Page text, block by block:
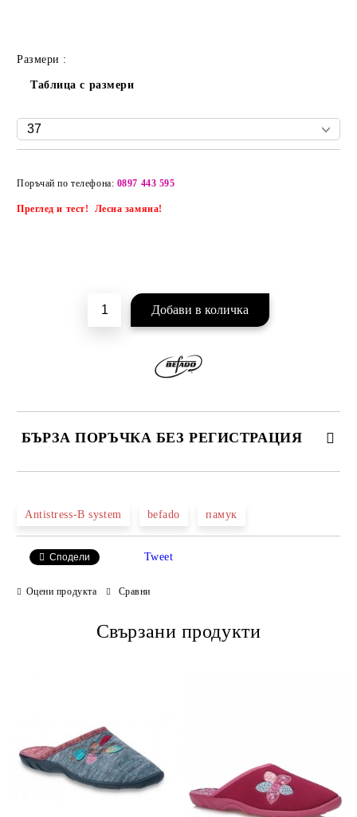
Размери :
Таблица с размери
Поръчай по телефона: 0897 443 595
Преглед и тест! Лесна замяна!
БЪРЗА ПОРЪЧКА БЕЗ РЕГИСТРАЦИЯ
Ние ще се свържем с вас в рамките на работния ден.
Antistress-B system befado памук
Сподели Tweet
Оцени продукта Сравни
Свързани продукти